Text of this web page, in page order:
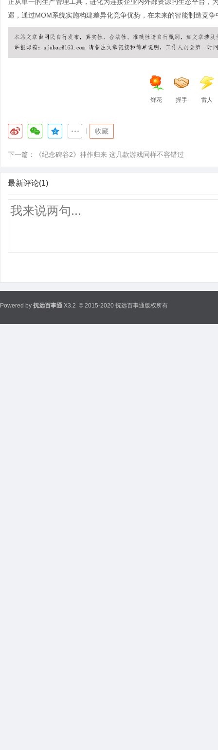
遇，通过MOM系统实施构建差异化竞争优势，在未来的智能制造竞争
鲜花 握手 雷人
收藏
下一篇： 《纪念碑谷2》神作归来 这几款游戏同样不容错过
最新评论(1)
Powered by 抚远百事通 X3.2 © 2015-2020 抚远百事通版权所有